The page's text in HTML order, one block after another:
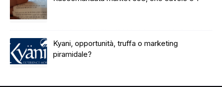
Kyani, opportunità, truffa o marketing
piramidale?